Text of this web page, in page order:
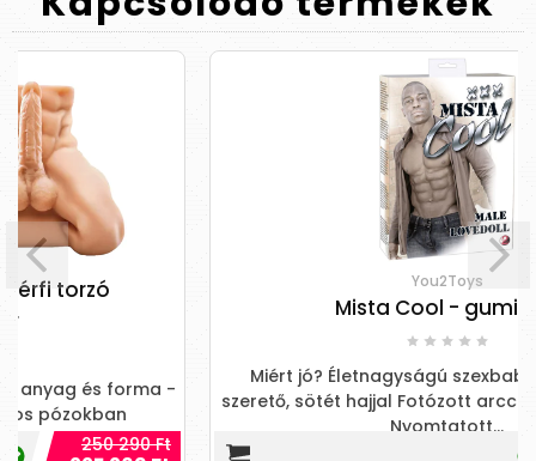
-
Ft
Mista Cool - gumiférfi
Miért jó? Életnagyságú szexbaba Fekete bőrű
szerető, sötét hajjal Fotózott arccal ellátott szerető